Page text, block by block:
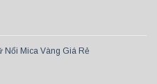
Mica Vàng Giá Rẻ